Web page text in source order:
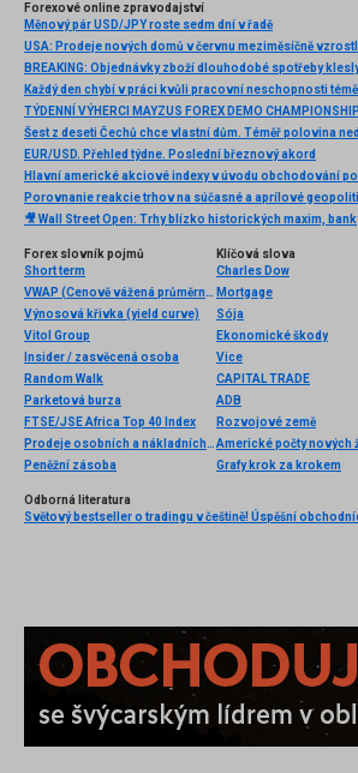
Forexové online zpravodajství
Měnový pár USD/JPY roste sedm dní v řadě
EUR/USD. Přehled týdne. Poslední březnový akord
Forex slovník pojmů
Short term
VWAP (Cenově vážená průměrná cena)
Výnosová křivka (yield curve)
Vitol Group
Insider / zasvěcená osoba
Random Walk
Parketová burza
FTSE/JSE Africa Top 40 Index
Prodeje osobních a nákladních automobilů
Peněžní zásoba
Klíčová slova
Charles Dow
Mortgage
Sója
Ekonomické škody
Vice
CAPITAL TRADE
ADB
Rozvojové země
Grafy krok za krokem
Odborná literatura